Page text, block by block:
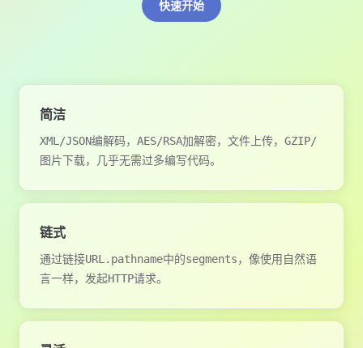
快速开始
简洁
XML/JSON编解码，AES/RSA加解密，文件上传，GZIP/
图片下载，几乎无需过多编写代码。
链式
通过链接URL.pathname中的segments，像使用自然语
言一样，发起HTTP请求。